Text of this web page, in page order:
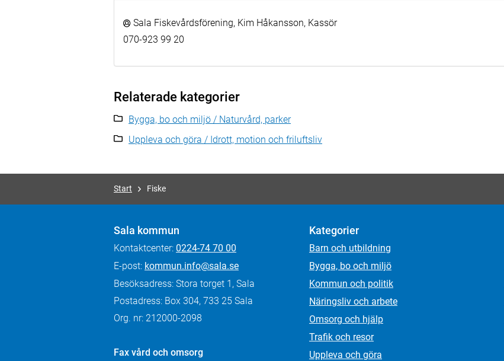
Sala Fiskevårdsförening, Kim Håkansson, Kassör
070-923 99 20
Relaterade kategorier
Bygga, bo och miljö / Naturvård, parker
Uppleva och göra / Idrott, motion och friluftsliv
Start Fiske
Sala kommun
Kontaktcenter: 0224-74 70 00
E-post: kommun.info@sala.se
Besöksadress: Stora torget 1, Sala
Postadress: Box 304, 733 25 Sala
Org. nr: 212000-2098
Fax vård och omsorg
Kategorier
Barn och utbildning
Bygga, bo och miljö
Kommun och politik
Näringsliv och arbete
Omsorg och hjälp
Trafik och resor
Uppleva och göra